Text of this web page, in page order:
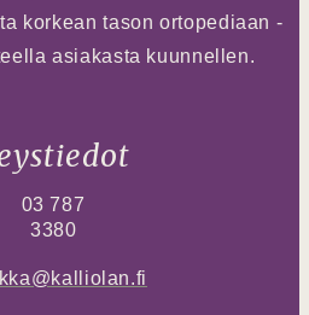
korkean tason ortopediaan -
asiakasta kuunnellen.
03 787
3380